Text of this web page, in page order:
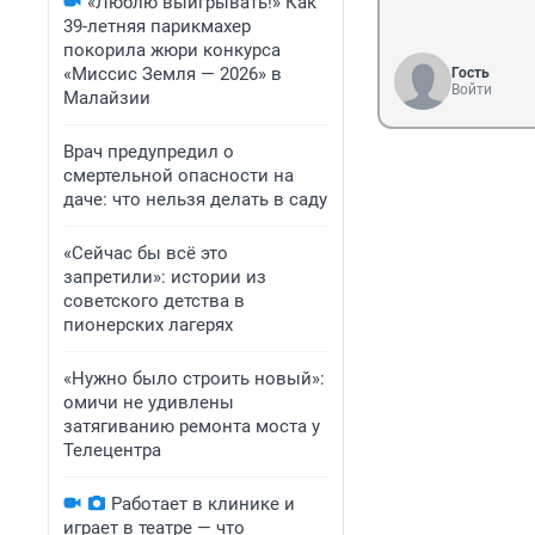
39-летняя парикмахер
покорила жюри конкурса
«Миссис Земля — 2026» в
Малайзии
Врач предупредил о
смертельной опасности на
даче: что нельзя делать в саду
«Сейчас бы всё это
запретили»: истории из
советского детства в
пионерских лагерях
«Нужно было строить новый»:
омичи не удивлены
затягиванию ремонта моста у
Телецентра
Работает в клинике и
играет в театре — что
Гость
Войти